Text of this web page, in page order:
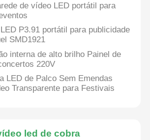
de vídeo LED portátil para
P3.91 portátil para publicidade
SMD1921
interna de alto brilho Painel de
220V
LED de Palco Sem Emendas
Transparente para Festivais
led de cobra